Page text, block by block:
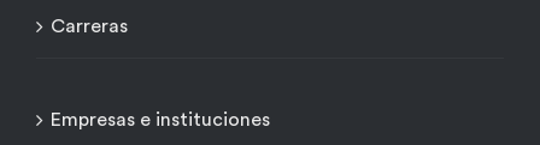
Carreras
Empresas e instituciones